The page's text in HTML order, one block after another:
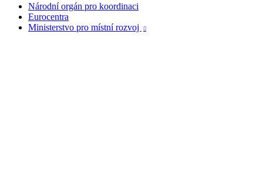
Národní orgán pro koordinaci
Eurocentra
Ministerstvo pro místní rozvoj
